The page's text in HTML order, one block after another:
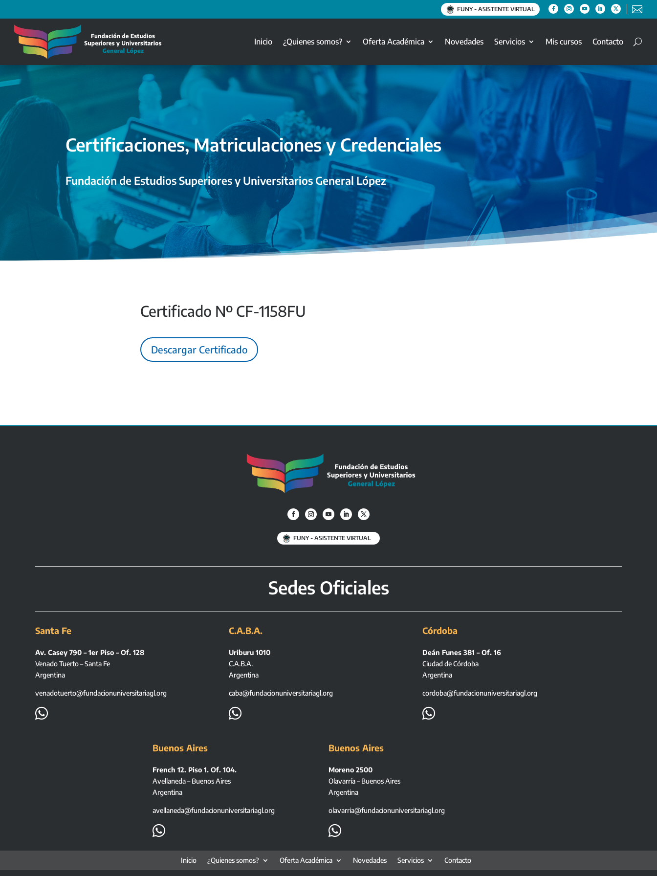
FUNY - ASISTENTE VIRTUAL 
Inicio ¿Quienes somos? Oferta Académica Novedades Servicios Mis cursos Contacto
Certificaciones, Matriculaciones y Credenciales
Fundación de Estudios Superiores y Universitarios General López
Certificado Nº CF-1158FU
Descargar Certificado
FUNY - ASISTENTE VIRTUAL
Sedes Oficiales
Santa Fe
Av. Casey 790 – 1er Piso – Of. 128
Venado Tuerto – Santa Fe
Argentina
venadotuerto@fundacionuniversitariagl.org

C.A.B.A.
Uriburu 1010
C.A.B.A.
Argentina
caba@fundacionuniversitariagl.org

Córdoba
Deán Funes 381 – Of. 16
Ciudad de Córdoba
Argentina
cordoba@fundacionuniversitariagl.org

Buenos Aires
French 12. Piso 1. Of. 104.
Avellaneda – Buenos Aires
Argentina
avellaneda@fundacionuniversitariagl.org

Buenos Aires
Moreno 2500
Olavarría – Buenos Aires
Argentina
olavarria@fundacionuniversitariagl.org

Inicio ¿Quienes somos? Oferta Académica Novedades Servicios Contacto